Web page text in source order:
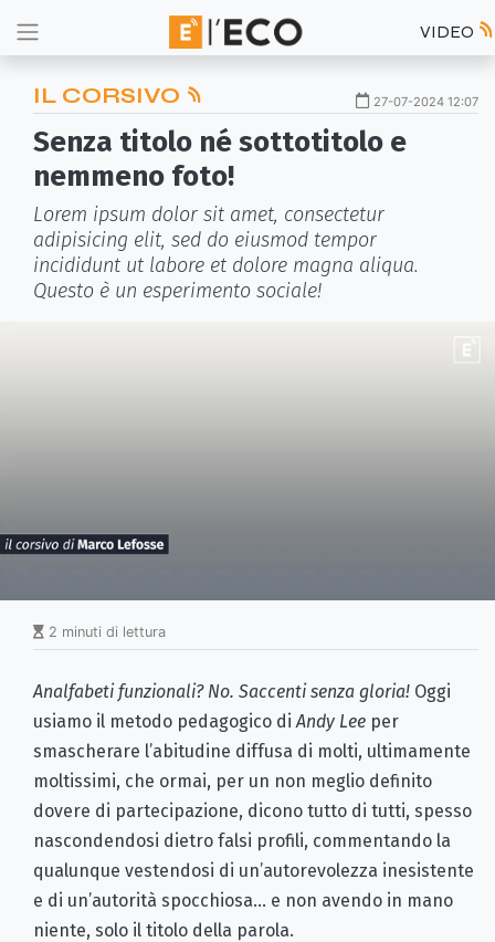
VIDEO
IL CORSIVO 27-07-2024 12:07
Senza titolo né sottotitolo e
nemmeno foto!
Lorem ipsum dolor sit amet, consectetur
adipisicing elit, sed do eiusmod tempor
incididunt ut labore et dolore magna aliqua.
Questo è un esperimento sociale!
2 minuti di lettura
Analfabeti funzionali? No. Saccenti senza gloria! Oggi
usiamo il metodo pedagogico di Andy Lee per
smascherare l’abitudine diffusa di molti, ultimamente
moltissimi, che ormai, per un non meglio definito
dovere di partecipazione, dicono tutto di tutti, spesso
nascondendosi dietro falsi profili, commentando la
qualunque vestendosi di un’autorevolezza inesistente
e di un’autorità spocchiosa… e non avendo in mano
niente, solo il titolo della parola.